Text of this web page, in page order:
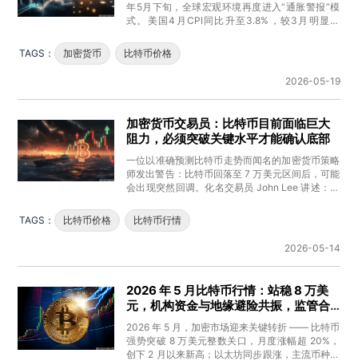
年5月下旬，全球宏观环境再度进入“通胀警报”模
式。美国4月CPI同比升至3.8%，较3月明显加
TAGS：
加密货币 比特币价格
2026-05-19
加密货币交易员：比特币目前面临巨大
阻力，必须突破关键水平才能确认底部
一位以准确预测比特币走势而闻名的加密货币策略
师发出警告：比特币回落至 7 万美元区间后，可能
会出现突然回调。化名交易员 John Lee 讲述：比
TAGS：
比特币价格 比特币行情
2026-05-14
2026 年 5 月比特币行情：站稳 8 万美
元，机构资金与地缘避险共振，监管合
规成核心主线
2026 年 5 月，加密市场迎来关键转折 —— 比特币
强势突破 8 万美元整数关口，月度涨幅超 20%，
创下 2 月以来新高；以太坊同步跟涨，主流币种分